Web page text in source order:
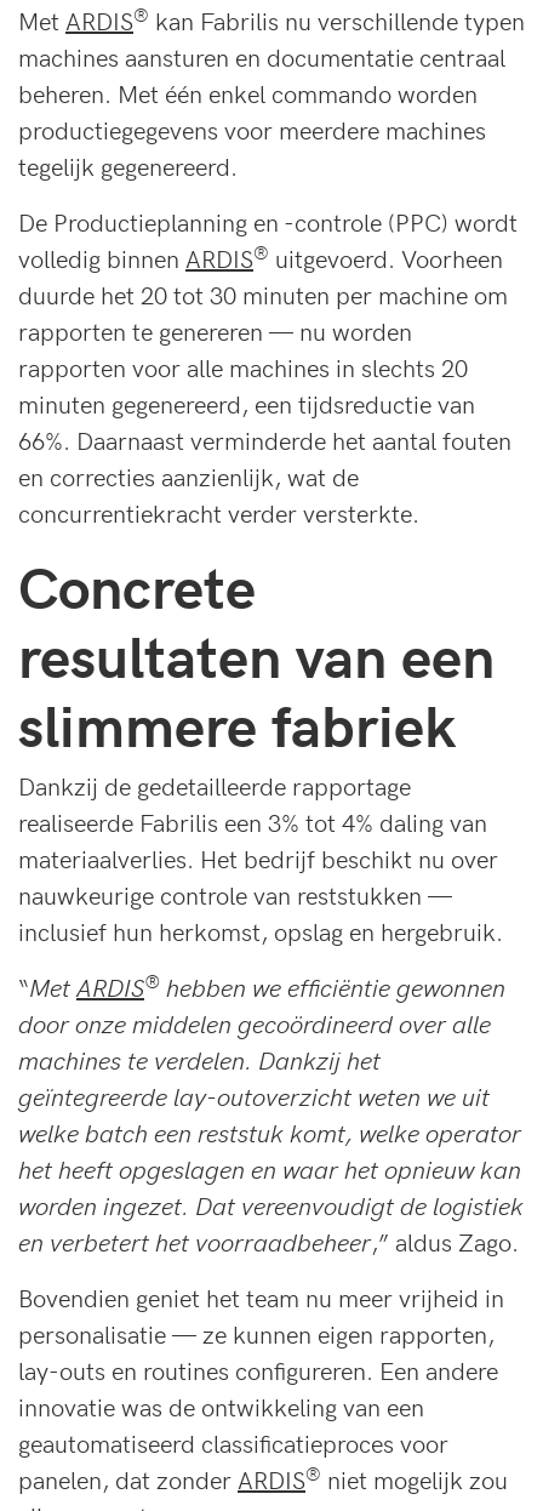
Met ARDIS® kan Fabrilis nu verschillende typen
machines aansturen en documentatie centraal
beheren. Met één enkel commando worden
productiegegevens voor meerdere machines
tegelijk gegenereerd.
De Productieplanning en -controle (PPC) wordt
volledig binnen ARDIS® uitgevoerd. Voorheen
duurde het 20 tot 30 minuten per machine om
rapporten te genereren — nu worden
rapporten voor alle machines in slechts 20
minuten gegenereerd, een tijdsreductie van
66%. Daarnaast verminderde het aantal fouten
en correcties aanzienlijk, wat de
concurrentiekracht verder versterkte.
Concrete
resultaten van een
slimmere fabriek
Dankzij de gedetailleerde rapportage
realiseerde Fabrilis een 3% tot 4% daling van
materiaalverlies. Het bedrijf beschikt nu over
nauwkeurige controle van reststukken —
inclusief hun herkomst, opslag en hergebruik.
“MetARDIS® hebben we efficiëntie gewonnen
door onze middelen gecoördineerd over alle
machines te verdelen. Dankzij het
geïntegreerde lay-outoverzicht weten we uit
welke batch een reststuk komt, welke operator
het heeft opgeslagen en waar het opnieuw kan
worden ingezet. Dat vereenvoudigt de logistiek
en verbetert het voorraadbeheer,” aldus Zago.
Bovendien geniet het team nu meer vrijheid in
personalisatie — ze kunnen eigen rapporten,
lay-outs en routines configureren. Een andere
innovatie was de ontwikkeling van een
geautomatiseerd classificatieproces voor
panelen, dat zonderARDIS® niet mogelijk zou